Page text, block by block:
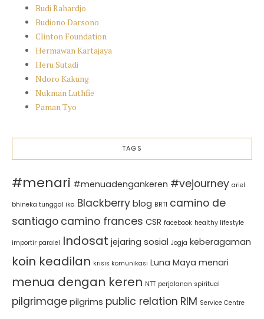
Budi Rahardjo
Budiono Darsono
Clinton Foundation
Hermawan Kartajaya
Heru Sutadi
Ndoro Kakung
Nukman Luthfie
Paman Tyo
TAGS
#menari #menuadengankeren #vejourney ariel
bhineka tunggal ika Blackberry blog BRTI camino de
santiago camino frances CSR facebook healthy lifestyle
importir paralel Indosat jejaring sosial Jogja keberagaman
koin keadilan krisis komunikasi Luna Maya menari
menua dengan keren NTT perjalanan spiritual
pilgrimage pilgrims public relation RIM Service Centre